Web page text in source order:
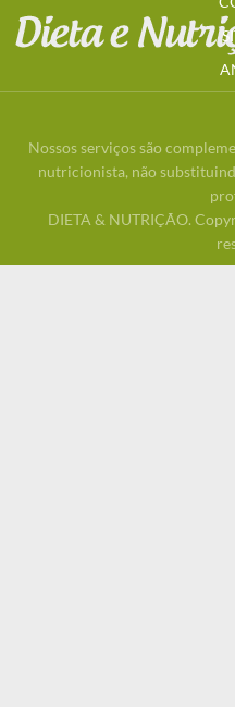
Nossos serviços são
nutricionista, não
DIETA & NUTRIÇÃO.